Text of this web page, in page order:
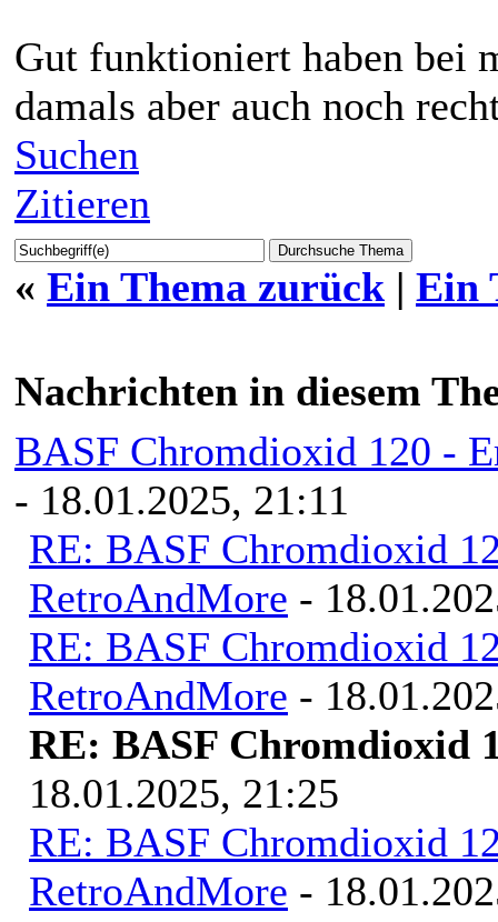
Gut funktioniert haben bei
damals aber auch noch
Suchen
Zitieren
« Ein Thema zurück | Ein
Nachrichten in diesem
BASF Chromdioxid 120 -
- 18.01.2025, 21:11
RE: BASF Chromdioxid
RetroAndMore -
RE: BASF Chromdioxid
RetroAndMore -
RE: BASF Chromdioxid
18.01.2025, 21:25
RE: BASF Chromdioxid
RetroAndMore -